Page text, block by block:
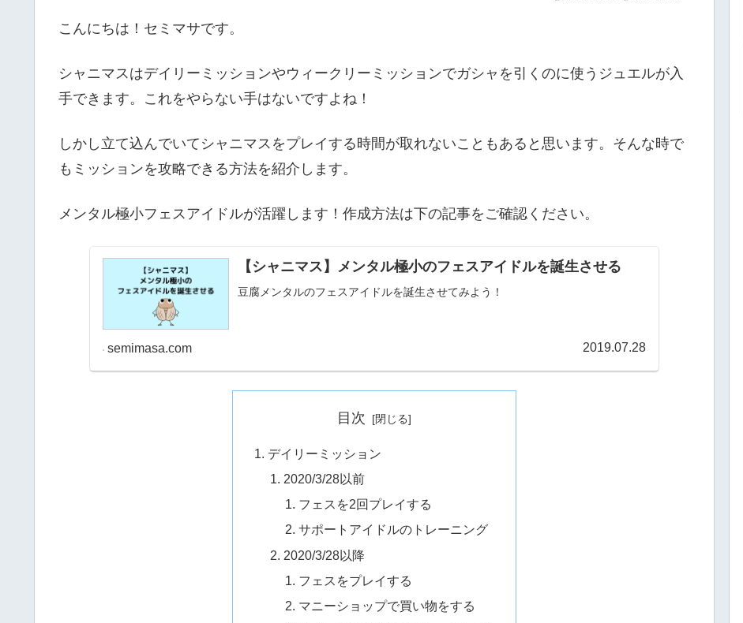
こんにちは！セミマサです。
シャニマスはデイリーミッションやウィークリーミッションでガシャを引くのに使うジュエルが入
手できます。これをやらない手はないですよね！
しかし立て込んでいてシャニマスをプレイする時間が取れないこともあると思います。そんな時で
もミッションを攻略できる方法を紹介します。
メンタル極小フェスアイドルが活躍します！作成方法は下の記事をご確認ください。
【シャニマス】メンタル極小のフェスアイドルを誕生させる
豆腐メンタルのフェスアイドルを誕生させてみよう！
semimasa.com 2019.07.28
目次
デイリーミッション
2020/3/28以前
フェスを2回プレイする
サポートアイドルのトレーニング
2020/3/28以降
フェスをプレイする
マニーショップで買い物をする